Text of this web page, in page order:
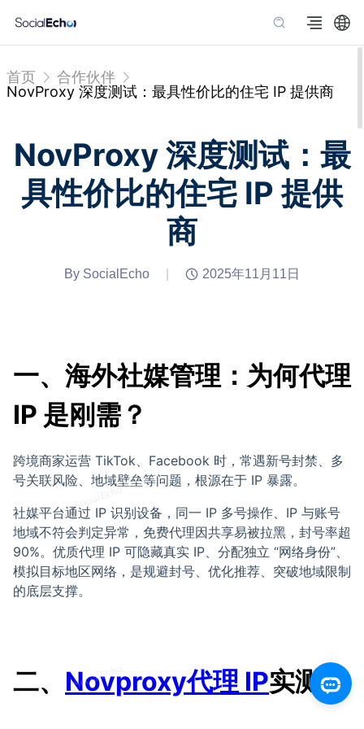
首页
合作伙伴
NovProxy 深度测试：最具性价比的住宅 IP 提供商
NovProxy 深度测试：最
具性价比的住宅 IP 提供
商
By SocialEcho 2025年11月11日
一、海外社媒管理：为何代理
IP 是刚需？
跨境商家运营 TikTok、Facebook 时，常遇新号封禁、多
号关联风险、地域壁垒等问题，根源在于 IP 暴露。
社媒平台通过 IP 识别设备，同一 IP 多号操作、IP 与账号
地域不符会判定异常，免费代理因共享易被拉黑，封号率超
90%。优质代理 IP 可隐藏真实 IP、分配独立 “网络身份”、
模拟目标地区网络，是规避封号、优化推荐、突破地域限制
的底层支撑。
二、 Novproxy代理 IP实测